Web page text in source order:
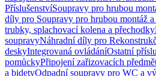
PříslušenstvíSoupravy pro hrubou
díly pro Soupravy pro hrubou montáž a
trubky, splachovací kolena a přechodky
soupravyNáhradní díly pro
deskyIntegrovaná ovládáníOstatní
pomůckyPřipojení zařizovacích
a bidetyOdpadní soupravy pro WC a